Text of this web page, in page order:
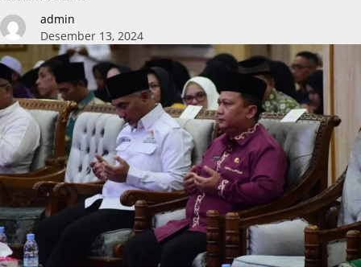
admin
Desember 13, 2024